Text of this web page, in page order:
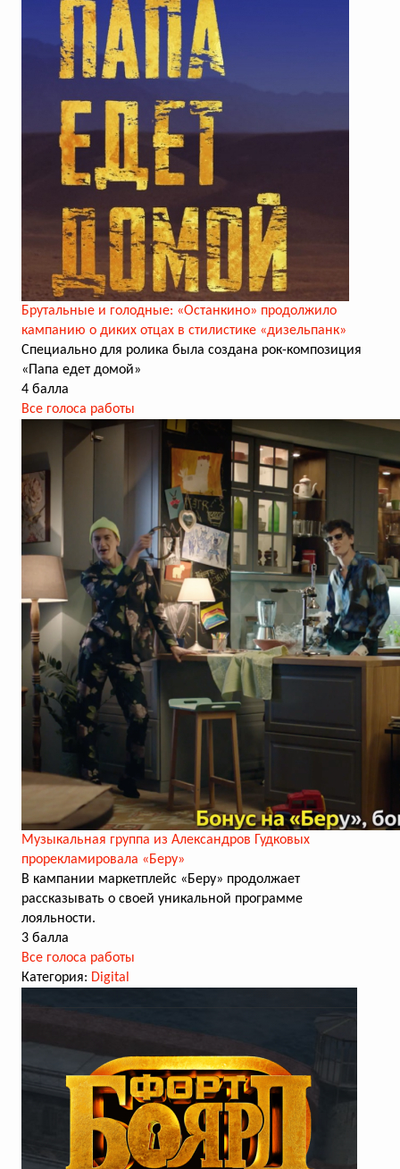
Брутальные и голодные: «Останкино» продолжило
кампанию о диких отцах в стилистике «дизельпанк»
Специально для ролика была создана рок-композиция
«Папа едет домой»
4 балла
Все голоса работы
Музыкальная группа из Александров Гудковых
прорекламировала «Беру»
В кампании маркетплейс «Беру» продолжает
рассказывать о своей уникальной программе
лояльности.
3 балла
Все голоса работы
Категория: Digital